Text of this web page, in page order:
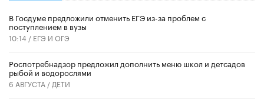
В Госдуме предложили отменить ЕГЭ из-за проблем с
поступлением в вузы
10:14 / ЕГЭ И ОГЭ
Роспотребнадзор предложил дополнить меню школ и детсадов
рыбой и водорослями
6 АВГУСТА / ДЕТИ